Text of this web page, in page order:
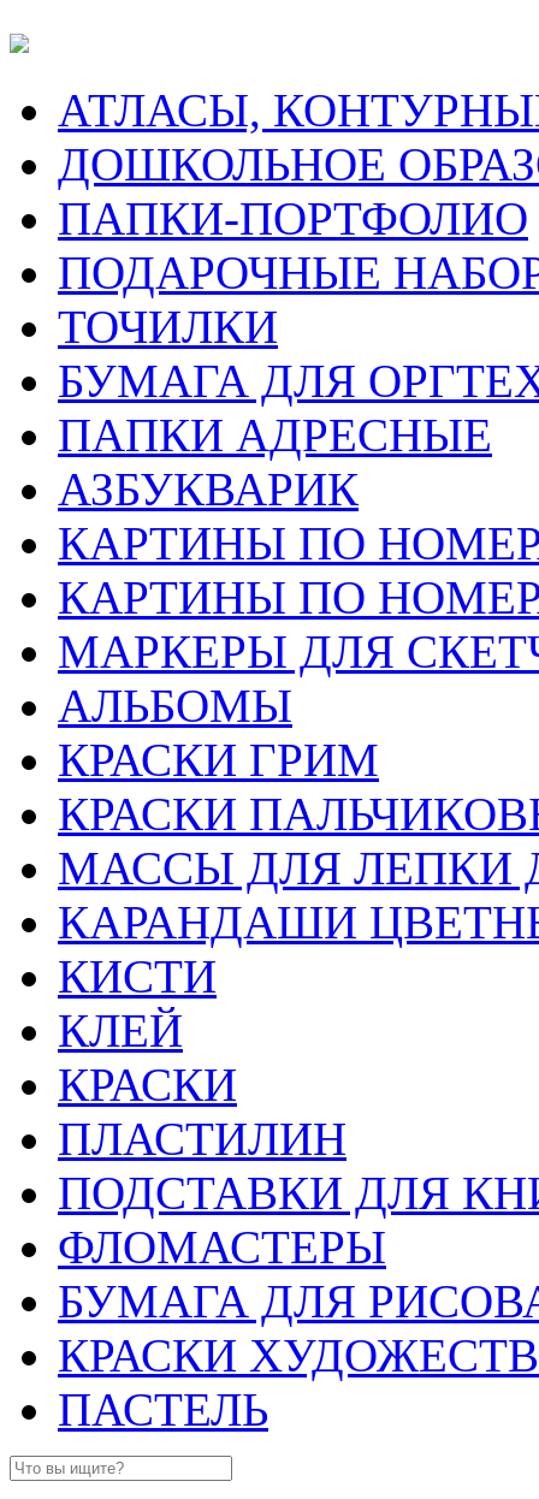
АТЛАСЫ,
ДОШКОЛЬНОЕ
ПАПКИ-ПОРТФОЛИО
ПОДАРОЧНЫЕ
ТОЧИЛКИ
БУМАГА ДЛЯ
ПАПКИ АДРЕСНЫЕ
АЗБУКВАРИК
КАРТИНЫ ПО
КАРТИНЫ ПО
МАРКЕРЫ ДЛЯ
АЛЬБОМЫ
КРАСКИ ГРИМ
КРАСКИ
МАССЫ ДЛЯ ЛЕПКИ
КАРАНДАШИ
КИСТИ
КЛЕЙ
КРАСКИ
ПЛАСТИЛИН
ПОДСТАВКИ ДЛЯ
ФЛОМАСТЕРЫ
БУМАГА ДЛЯ
КРАСКИ
ПАСТЕЛЬ